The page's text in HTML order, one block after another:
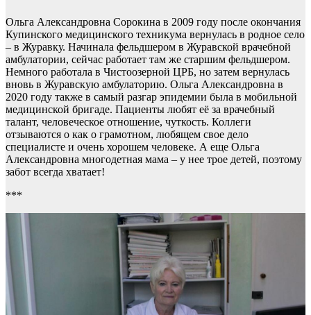
Ольга Александровна Сорокина в 2009 году после окончания
Купинского медицинского техникума вернулась в родное село
– в Журавку. Начинала фельдшером в Журавской врачебной
амбулатории, сейчас работает там же старшим фельдшером.
Немного работала в Чистоозерной ЦРБ, но затем вернулась
вновь в Журавскую амбулаторию. Ольга Александровна в
2020 году также в самый разгар эпидемии была в мобильной
медицинской бригаде. Пациенты любят её за врачебный
талант, человеческое отношение, чуткость. Коллеги
отзываются о как о грамотном, любящем свое дело
специалисте и очень хорошем человеке. А еще Ольга
Александровна многодетная мама – у нее трое детей, поэтому
забот всегда хватает!
***